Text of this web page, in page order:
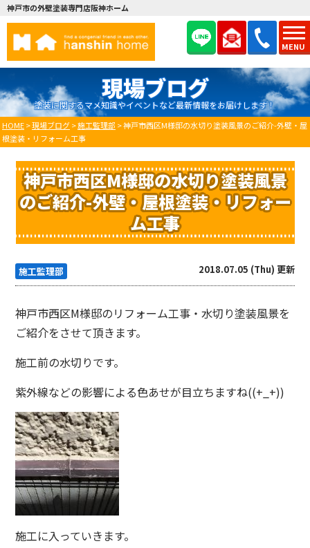
MENU
神戸市の外壁塗装専門店阪神ホーム
現場ブログ
塗装に関するマメ知識やイベントなど最新情報をお届けします！
HOME>現場ブログ>施工監理部 >神戸市西区M様邸の水切り塗装風景のご紹介-外壁・屋
根塗装・リフォーム工事
神戸市西区M様邸の水切り塗装風景
のご紹介-外壁・屋根塗装・リフォー
ム工事
施工監理部 2018.07.05 (Thu) 更新
神戸市西区M様邸のリフォーム工事・水切り塗装風景を
ご紹介をさせて頂きます。
施工前の水切りです。
紫外線などの影響による色あせが目立ちますね((+_+))
施工に入っていきます。